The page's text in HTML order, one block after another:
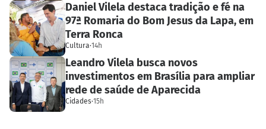
Daniel Vilela destaca tradição e fé na
97ª Romaria do Bom Jesus da Lapa, em
Terra Ronca
Cultura·14h
Leandro Vilela busca novos
investimentos em Brasília para ampliar
rede de saúde de Aparecida
Cidades·15h